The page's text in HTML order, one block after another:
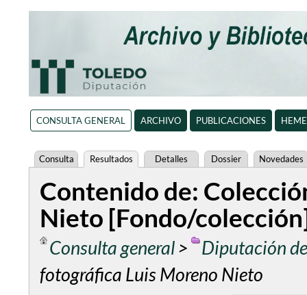
CONSULTA GENERAL ARCHIVO PUBLICACIONES
Consulta Resultados Detalles Dossier Novedades
Contenido de:
Nieto [Fondo/
Consulta general>
Diputación
fotográfica Luis Moreno Nieto